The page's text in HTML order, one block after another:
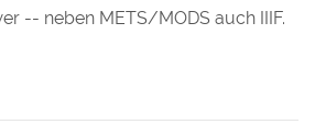
-- neben METS/MODS auch IIIF.